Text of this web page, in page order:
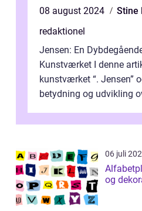
08 august 2024
Stine
redaktionel
Jensen: En
Kunstværket I denne
kunstværket “. Jensen”
betydning og udvikling
06 juli
og